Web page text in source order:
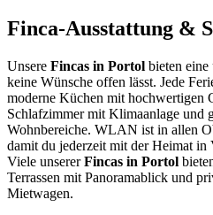
Finca-Ausstattung &
Unsere Fincas in Portol bieten
keine Wünsche offen lässt. Jede
moderne Küchen mit hochwertigen
Schlafzimmer mit Klimaanlage und
Wohnbereiche. WLAN ist in allen
damit du jederzeit mit der Heimat in
Viele unsererFincas in Portol
Terrassen mit Panoramablick und
Mietwagen.